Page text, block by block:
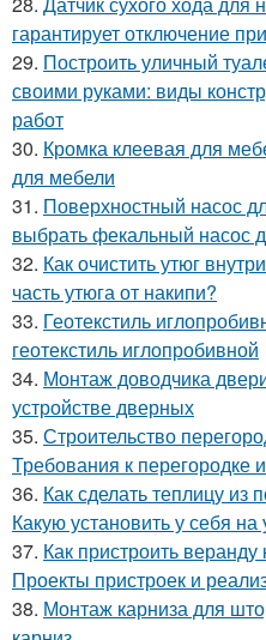
гарантирует отключение
29. Построить уличный
своими руками: виды
работ
30. Кромка клеевая для
для мебели
31. Поверхностный насос
выбрать фекальный насос
32. Как очистить утюг
часть утюга от накипи?
33. Геотекстиль
геотекстиль иглопробивной
34. Монтаж доводчика
устройстве дверных
35. Строительство
Требования к перегородке
36. Как сделать теплицу из
Какую установить у себя на
37. Как пристроить
Проекты пристроек и
38. Монтаж карниза для